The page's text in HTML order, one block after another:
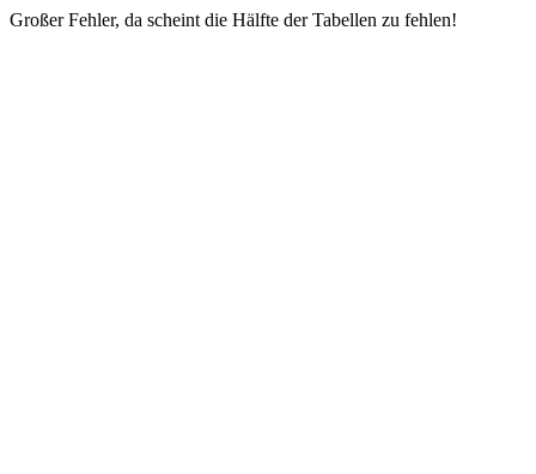
Großer Fehler, da scheint die Hälfte der Tabellen zu fehlen!